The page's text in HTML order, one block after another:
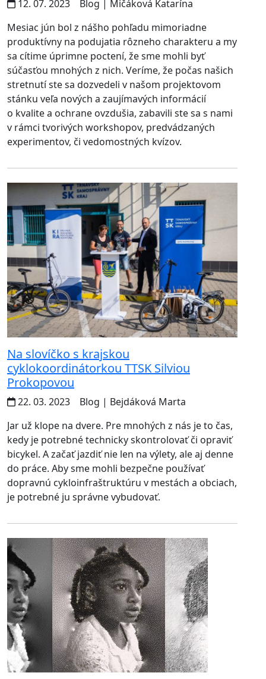
12. 07. 2023 Blog
| Mičáková Katarína
Mesiac jún bol z nášho pohľadu mimoriadne
produktívny na podujatia rôzneho charakteru a my
sa cítime úprimne poctení, že sme mohli byť
súčasťou mnohých z nich. Veríme, že počas našich
stretnutí ste sa dozvedeli v našom projektovom
stánku veľa nových a zaujímavých informácií
o kvalite a ochrane ovzdušia, zabavili ste sa s nami
v rámci tvorivých workshopov, predvádzaných
experimentov, či vedomostných kvízov.
Na slovíčko s krajskou
cyklokoordinátorkou TTSK Silviou
Prokopovou
22. 03. 2023 Blog | Bejdáková Marta
Jar už klope na dvere. Pre mnohých z nás je to čas,
kedy je potrebné technicky skontrolovať či opraviť
bicykel. A začať jazdiť nie len na výlety, ale aj denne
do práce. Aby sme mohli bezpečne používať
dopravnú cykloinfraštruktúru v mestách a obciach,
je potrebné ju správne vybudovať.